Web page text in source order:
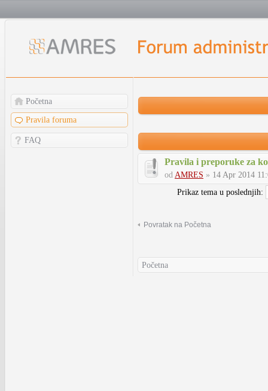
Početna
Pravila foruma
FAQ
Pravila i preporuke za
od AMRES » 14 Apr 2014
Prikaz tema u poslednjih:
Povratak na Početna
Početna